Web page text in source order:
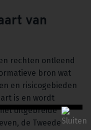
van
rechten ontleend
bron wat
en risicogebieden
is en wordt
uitgebreide
de Tweede